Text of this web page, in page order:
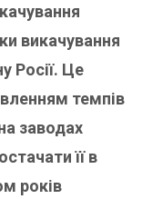
викачування
Росії. Це
темпів
заводах
її в
років